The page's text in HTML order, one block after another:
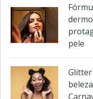
Veja também
pele